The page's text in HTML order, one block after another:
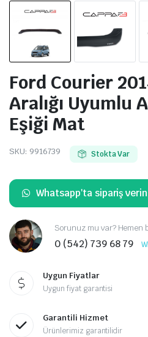
Ford Courier
Aralığı Uyumlu
Eşiği Mat
SKU: 9916739 Stokta Var
Whatsapp'ta sipariş verin
Sorunuz mu var? Hemen
0 (542) 739 68 79
Uygun Fiyatlar
Uygun fiyat garantisi
Garantili Hizmet
Ürünlerimiz garantilidir